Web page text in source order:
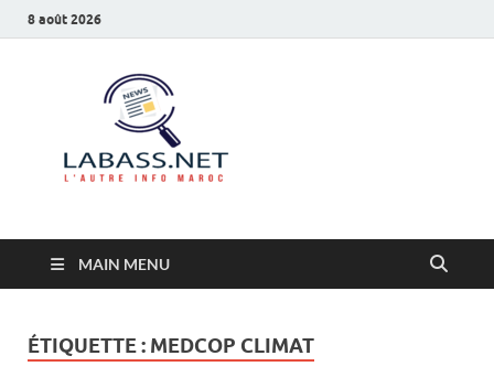
8 août 2026
MAIN MENU
ÉTIQUETTE : MEDCOP CLIMAT